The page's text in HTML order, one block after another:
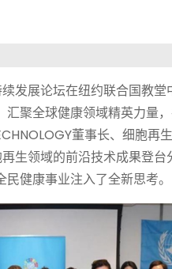
发展论坛在纽约联合国教
汇聚全球健康领域精英力量
董事长、细胞
生领域的前沿技术成果登
健康事业注入了全新思考。